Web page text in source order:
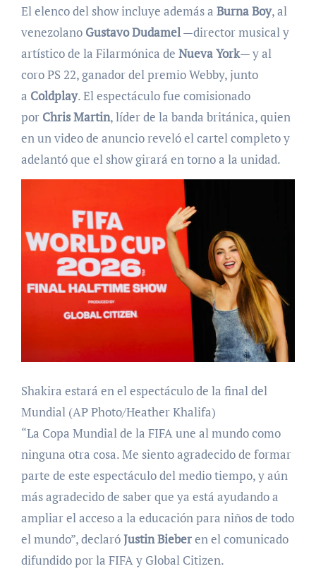
El elenco del show incluye además a Burna Boy, al
venezolano Gustavo Dudamel—director musical y
artístico de la Filarmónica de Nueva York— y al
coro PS 22, ganador del premio Webby, junto
a Coldplay. El espectáculo fue comisionado
por Chris Martin, líder de la banda británica, quien
en un video de anuncio reveló el cartel completo y
adelantó que el show girará en torno a la unidad.
Shakira estará en el espectáculo de la final del
Mundial (AP Photo/Heather Khalifa)
“La Copa Mundial de la FIFA une al mundo como
ninguna otra cosa. Me siento agradecido de formar
parte de este espectáculo del medio tiempo, y aún
más agradecido de saber que ya está ayudando a
ampliar el acceso a la educación para niños de todo
el mundo”, declaróJustin Bieberen el comunicado
difundido por la FIFA y Global Citizen.